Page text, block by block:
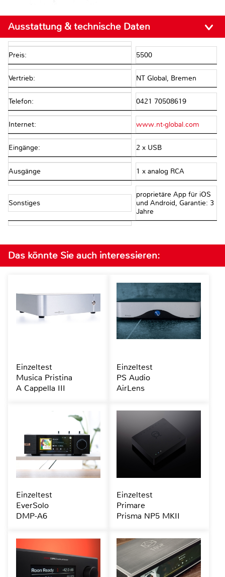
Ausstattung & technische Daten
Preis: 5500
Vertrieb: NT Global, Bremen
Telefon: 0421 70508619
Internet: www.nt-global.com
Eingänge: 2 x USB
Ausgänge 1 x analog RCA
Sonstiges
proprietäre App für iOS
und Android, Garantie: 3
Jahre
Das könnte Sie auch interessieren:
Einzeltest
Musica Pristina
A Cappella III
Einzeltest
PS Audio
AirLens
Einzeltest
EverSolo
DMP-A6
Einzeltest
Primare
Prisma NP5 MKII